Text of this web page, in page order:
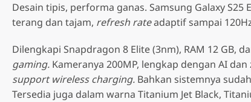
Desain tipis, performa ganas. Samsung Galaxy S25
terang dan tajam, refresh rateadaptif sampai
Dilengkapi Snapdragon 8 Elite (3nm), RAM 12 GB,
gaming. Kameranya 200MP, lengkap dengan AI
support wireless charging. Bahkan sistemnya
Tersedia juga dalam warna Titanium Jet Black,